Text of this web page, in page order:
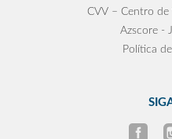
CVV – Centro de
Azscore -
Política